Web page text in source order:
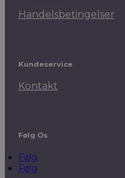
Handelsbetingelser
Kundeservice
Kontakt
Følg Os
Følg
Følg